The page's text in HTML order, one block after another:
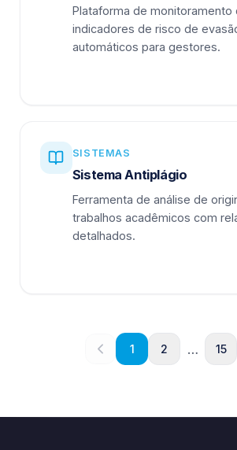
Plataforma de monitoramento
indicadores de risco de
automáticos para gestores.
SISTEMAS
Sistema Antiplágio
Ferramenta de análise de
trabalhos acadêmicos com
detalhados.
1 2 … 15